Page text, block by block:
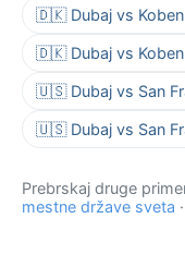
🇩🇰 Dubaj vs
🇩🇰 Dubaj vs
🇺🇸 Dubaj vs San
🇺🇸 Dubaj vs San
Prebrskaj druge
mestne države sveta ·